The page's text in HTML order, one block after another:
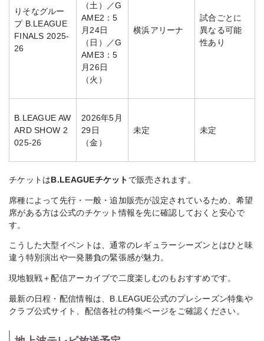
りそなグルー
プ B.LEAGUE
FINALS 2025-
26
（土）／G
AME2：5
月24日
（日）／G
AME3：5
月26日
（火）
横浜アリーナ
試合ごとに
異なる可能
性あり
B.LEAGUE AW
ARD SHOW 2
025-26
2026年5月
29日
（金）
未定 未定
チケットは B.LEAGUEチケット で販売されます。
席種によって先行・一般・追加販売が設定されているため、希望
席がある方は公式のチケット情報を先に確認しておくと安心で
す。
こうした大型イベントは、通常のレギュラーシーズンとはひと味
違う特別演出や一発勝負の緊張感が魅力。
現地観戦＋配信アーカイブで二度楽しむのもおすすめです。
最新の日程・配信情報は、B.LEAGUE公式のプレシーズン特集や
クラブ公式サイト、配信各社の特集ページをご確認ください。